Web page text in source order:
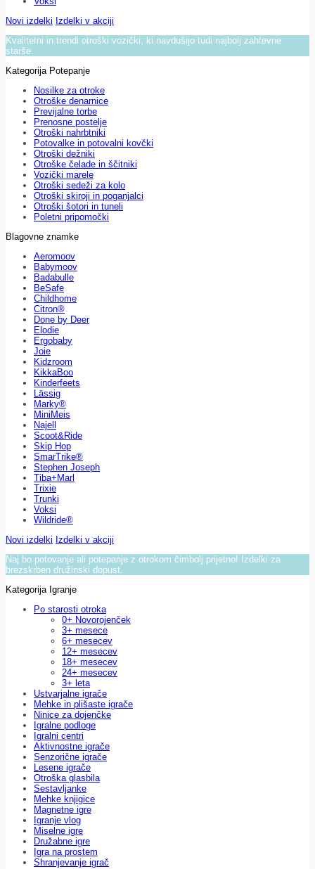
Novi izdelki Izdelki v akciji
Kvalitetni in trendi otroški vozički, ki navdušijo tudi najbolj zahtevne
starše.
Kategorija Potepanje
Nosilke za otroke
Otroške denarnice
Previjalne torbe
Prenosne postelje
Otroški nahrbtniki
Potovalke in potovalni kovčki
Otroški dežniki
Otroške čelade in ščitniki
Vozički marele
Otroški sedeži za kolo
Otroški skiroji in poganjalci
Otroški šotori in tuneli
Poletni pripomočki
Blagovne znamke
Aeromoov
Babymoov
Badabulle
BeSafe
Childhome
Citron®
Done by Deer
Elodie
Ergobaby
Joie
Kidzroom
KikkaBoo
Kinderfeets
Lässig
Marky®
MiniMeis
Najell
Scoot&Ride
Skip Hop
SmarTrike®
Stephen Joseph
Tiba+Marl
Trixie
Trunki
Voksi
Wildride®
Novi izdelki Izdelki v akciji
Naj bo potovanje ali potepanje z otrokom čimbolj prijetno! Izdelki za
brezskrben družinski dopust.
Kategorija Igranje
Po starosti otroka
0+ Novorojenček
3+ mesece
6+ mesecev
12+ mesecev
18+ mesecev
24+ mesecev
3+ leta
Ustvarjalne igrače
Mehke in plišaste igrače
Ninice za dojenčke
Igralne podloge
Igralni centri
Aktivnostne igrače
Senzorične igrače
Lesene igrače
Otroška glasbila
Sestavljanke
Mehke knjigice
Magnetne igre
Igranje vlog
Miselne igre
Družabne igre
Igra na prostem
Shranjevanje igrač